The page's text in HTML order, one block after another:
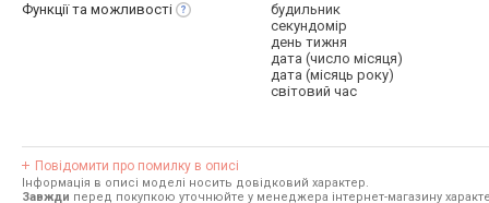
Функції та можливості
будильник
секундомір
день тижня
дата (число місяця)
дата (місяць року)
світовий час
Повідомити про помилку в описі
Інформація в описі моделі носить довідковий характер.
Завжди перед покупкою уточнюйте у менеджера інтернет-магазину